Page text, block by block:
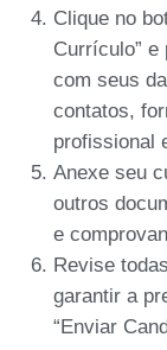
Clique no
Currículo” e
com seus
contatos,
profissional
Anexe seu
outros
e
Revise
garantir a
“Enviar